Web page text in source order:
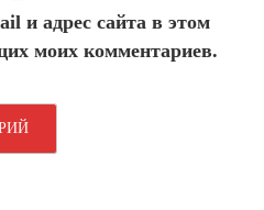
и адрес сайта в этом
моих комментариев.